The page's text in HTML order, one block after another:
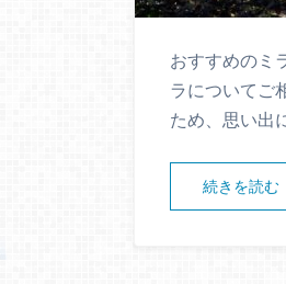
おすすめのミ
ラについてご
ため、思い出
続きを読む